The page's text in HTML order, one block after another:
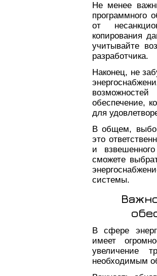
Не менее
программного
от
копирования
учитывайте
разработчика.
Наконец, не
обеспечение,
для
В общем,
это
и
сможете
системы.
В сфере
имеет
увеличение
необходимым